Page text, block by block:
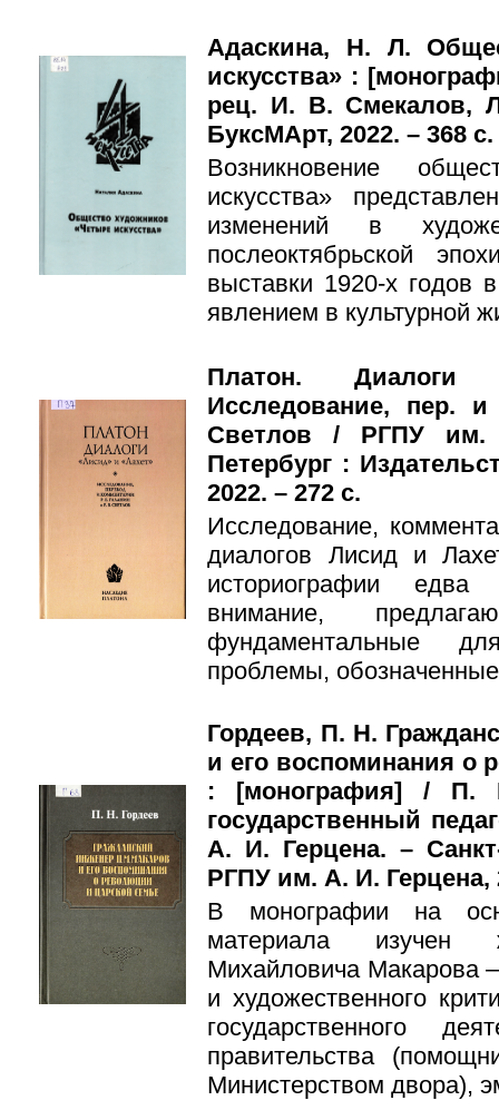
Адаскина, Н. Л.
искусства» :
рец. И. В. Смекалов,
БуксМАрт, 2022. – 368
Возникновение
искусства»
изменений в
послеоктябрьской
выставки 1920-х годов
явлением в культурной
Платон.
Исследование, пер.
Светлов / РГПУ им.
Петербург :
2022. – 272 с.
Исследование,
диалогов Лисид и
историографии
внимание,
фундаментальные
проблемы,
Гордеев, П. Н.
и его воспоминания о
: [монография] / П.
государственный
А. И. Герцена. –
РГПУ им. А. И. Герцена,
В монографии на
материала изучен
Михайловича Макарова
и художественного
государственного
правительства
Министерством двора),